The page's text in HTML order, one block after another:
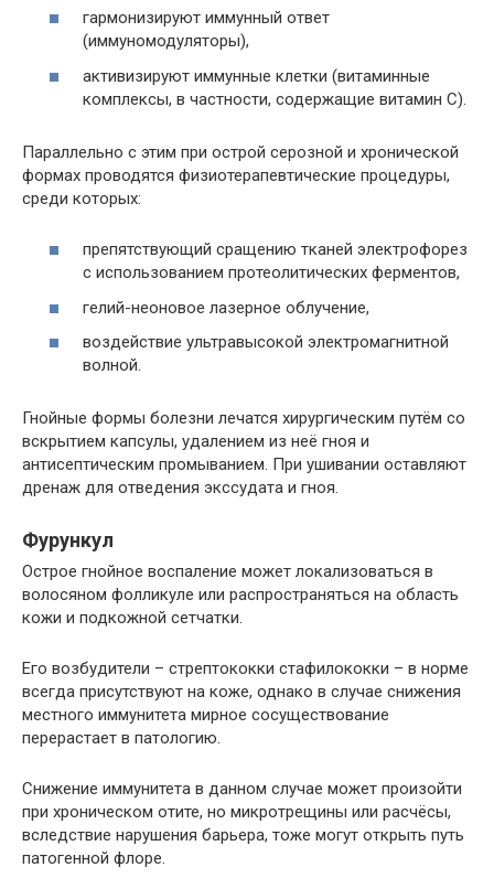
гармонизируют иммунный ответ
(иммуномодуляторы),
активизируют иммунные клетки (витаминные
комплексы, в частности, содержащие витамин С).
Параллельно с этим при острой серозной и хронической
формах проводятся физиотерапевтические процедуры,
среди которых:
препятствующий сращению тканей электрофорез
с использованием протеолитических ферментов,
гелий-неоновое лазерное облучение,
воздействие ультравысокой электромагнитной
волной.
Гнойные формы болезни лечатся хирургическим путём со
вскрытием капсулы, удалением из неё гноя и
антисептическим промыванием. При ушивании оставляют
дренаж для отведения экссудата и гноя.
Фурункул
Острое гнойное воспаление может локализоваться в
волосяном фолликуле или распространяться на область
кожи и подкожной сетчатки.
Его возбудители – стрептококки стафилококки – в норме
всегда присутствуют на коже, однако в случае снижения
местного иммунитета мирное сосуществование
перерастает в патологию.
Снижение иммунитета в данном случае может произойти
при хроническом отите, но микротрещины или расчёсы,
вследствие нарушения барьера, тоже могут открыть путь
патогенной флоре.